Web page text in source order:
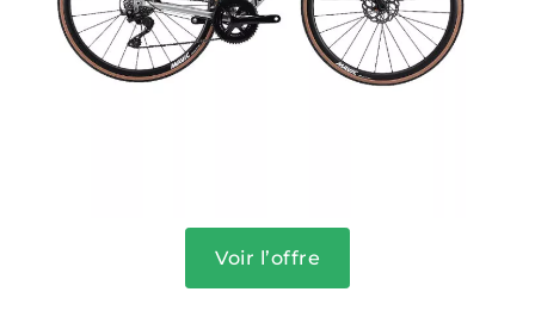
Voir l’offre